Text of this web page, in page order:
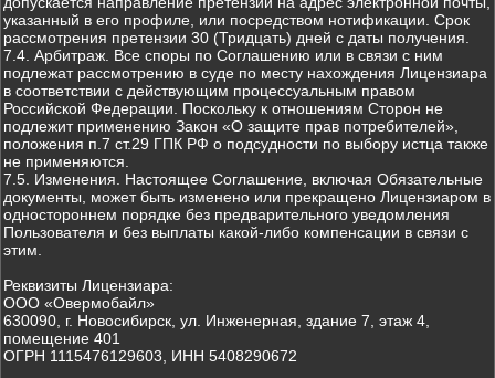
указанный в его профиле, или посредством нотификации. Срок
рассмотрения претензии 30 (Тридцать) дней с даты получения.
7.4. Арбитраж. Все споры по Соглашению или в связи с ним
подлежат рассмотрению в суде по месту нахождения Лицензиара
в соответствии с действующим процессуальным правом
Российской Федерации. Поскольку к отношениям Сторон не
подлежит применению Закон «О защите прав потребителей»,
положения п.7 ст.29 ГПК РФ о подсудности по выбору истца также
не применяются.
7.5. Изменения. Настоящее Соглашение, включая Обязательные
документы, может быть изменено или прекращено Лицензиаром в
одностороннем порядке без предварительного уведомления
Пользователя и без выплаты какой-либо компенсации в связи с
этим.
Реквизиты Лицензиара:
ООО «Овермобайл»
630090, г. Новосибирск, ул. Инженерная, здание 7, этаж 4,
помещение 401
ОГРН 1115476129603, ИНН 5408290672